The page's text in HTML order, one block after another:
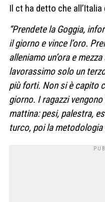
Il ct ha detto che
“Prendete la Goggia,
il giorno e vince l’oro.
alleniamo un’ora e
lavorassimo solo un
più forti. Non si è capito
giorno. I ragazzi
mattina: pesi, palestra,
turco, poi la metodologia